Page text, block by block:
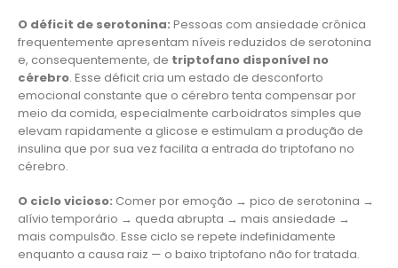
O déficit de serotonina: Pessoas com ansiedade crônica
frequentemente apresentam níveis reduzidos de serotonina
e, consequentemente, de triptofano disponível no
cérebro. Esse déficit cria um estado de desconforto
emocional constante que o cérebro tenta compensar por
meio da comida, especialmente carboidratos simples que
elevam rapidamente a glicose e estimulam a produção de
insulina que por sua vez facilita a entrada do triptofano no
cérebro.
O ciclo vicioso: Comer por emoção → pico de serotonina →
alívio temporário → queda abrupta → mais ansiedade →
mais compulsão. Esse ciclo se repete indefinidamente
enquanto a causa raiz — o baixo triptofano não for tratada.